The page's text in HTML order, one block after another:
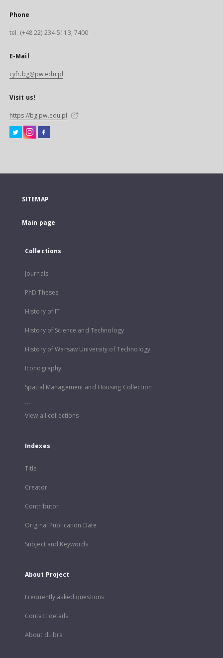
Phone
tel. (+48 22) 234-5113, 7400
E-Mail
cyfr.bg@pw.edu.pl
Visit us!
https://bg.pw.edu.pl
SITEMAP
Main page
Collections
Journals
PhD Theses
History of IT
History of Science and Technology
History of Warsaw University of Technology
Iconography
Spatial Management and Housing Collection
...
View all collections
Indexes
Title
Creator
Contributor
Original Publication Date
Subject and Keywords
About Project
Frequently asked questions
Contact details
About dLibra